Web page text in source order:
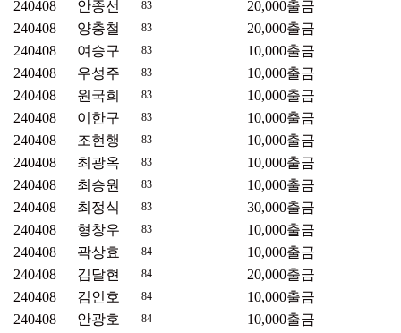
240408
안종선 83 20,000출금
240408
양충철 83 20,000출금
240408
여승구 83 10,000출금
240408
우성주 83 10,000출금
240408
원국희 83 10,000출금
240408
이한구 83 10,000출금
240408
조현행 83 10,000출금
240408
최광옥 83 10,000출금
240408
최승원 83 10,000출금
240408
최정식 83 30,000출금
240408
형창우 83 10,000출금
240408
곽상효 84 10,000출금
240408
김달현 84 20,000출금
240408
김인호 84 10,000출금
240408
안광호 84 10,000출금